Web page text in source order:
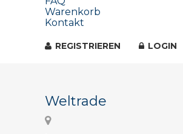
Warenkorb
Kontakt
REGISTRIEREN LOGIN
Weltrade